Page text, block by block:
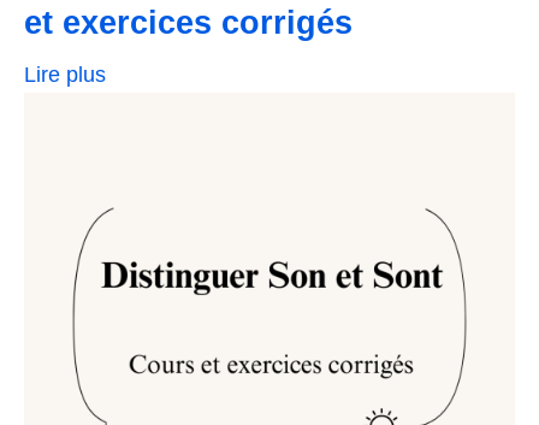
et exercices corrigés
Lire plus